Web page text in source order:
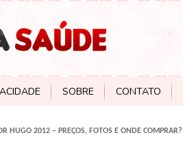
SOBRE CONTATO
HUGO 2012 – PREÇOS, FOTOS E ONDE COMPRAR?